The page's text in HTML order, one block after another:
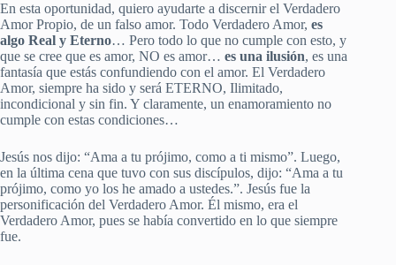
En esta oportunidad, quiero ayudarte a discernir el Verdadero
Amor Propio, de un falso amor. Todo Verdadero Amor, es
algo Real y Eterno… Pero todo lo que no cumple con esto, y
que se cree que es amor, NO es amor… es una ilusión, es una
fantasía que estás confundiendo con el amor. El Verdadero
Amor, siempre ha sido y será ETERNO, Ilimitado,
incondicional y sin fin. Y claramente, un enamoramiento no
cumple con estas condiciones…
Jesús nos dijo: “Ama a tu prójimo, como a ti mismo”. Luego,
en la última cena que tuvo con sus discípulos, dijo: “Ama a tu
prójimo, como yo los he amado a ustedes.”. Jesús fue la
personificación del Verdadero Amor. Él mismo, era el
Verdadero Amor, pues se había convertido en lo que siempre
fue.